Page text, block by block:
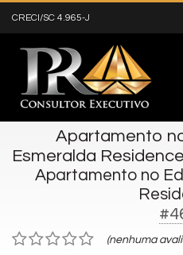
CRECI/SC 4.965-J
Apartamento
Esmeralda Residence
Apartamento no
(nenhuma